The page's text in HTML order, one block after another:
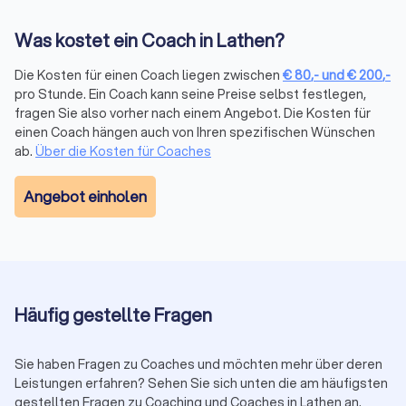
Qualifikation des Coaches und Dauer der Sitzungen. Im
Durchschnitt liegen die Preise pro Sitzungzwischen € 80,-
und € 200,- . Dabei sind Formate wieLife Coachingoder
Personal Coachinghäufig günstiger, währendBusiness
Coachingoder Führungskräfte-Coachinghöherpreisig
ausfallen können.
Viele Coaches bieten sowohlEinzelsitzungen
Paketpreisean, zum Beispiel über mehrere Wochen oder mit
definiertem Umfang. Paketlösungen lohnen sich
insbesondere für strukturierte Coaching-Prozesse und sind
finden Sie schnell das passende Angebot für Ihr Budget und
Ihre Ziele.
Coaching in Deutschland: Qualität, Standards
Was kostet ein Coach in Lathen?
Die Kosten für einen Coach liegen zwischen €80,-und€200,-
pro Stunde. Ein Coach kann seine Preise selbst festlegen,
fragen Sie also vorher nach einem Angebot. Die Kosten für
einen Coach hängen auch von Ihren spezifischen Wünschen
ab. Über die Kosten für Coaches
Angebot einholen
Häufig gestellte Fragen
Sie haben Fragen zu Coaches und möchten mehr über deren
Leistungen erfahren? Sehen Sie sich unten die am häufigsten